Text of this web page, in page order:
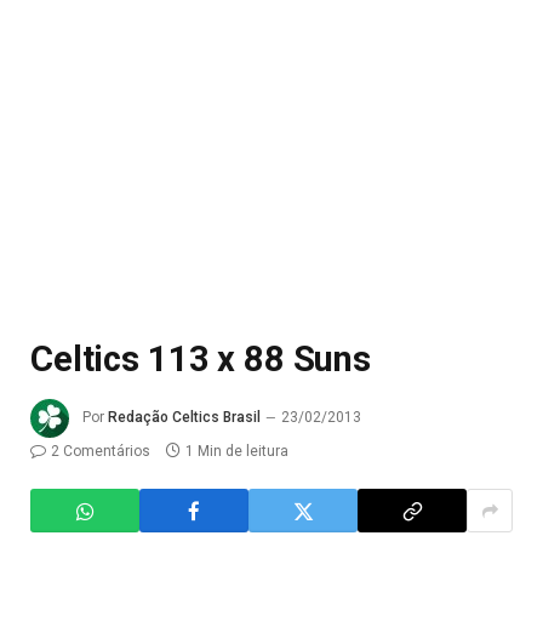
Celtics 113 x 88 Suns
Por Redação Celtics Brasil
23/02/2013
2 Comentários
1 Min de leitura